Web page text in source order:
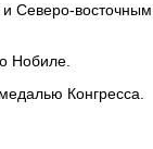
Северо-
Нобиле.
Конгресса.